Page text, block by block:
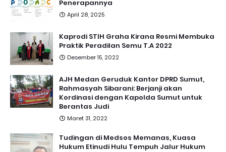
Penerapannya
April 28, 2025
Kaprodi STIH Graha Kirana Resmi Membuka
Praktik Peradilan Semu T.A 2022
Desember 15, 2022
AJH Medan Geruduk Kantor DPRD Sumut,
Rahmasyah Sibarani: Berjanji akan
Kordinasi dengan Kapolda Sumut untuk
Berantas Judi
Maret 31, 2022
Tudingan di Medsos Memanas, Kuasa
Hukum Etinudi Hulu Tempuh Jalur Hukum